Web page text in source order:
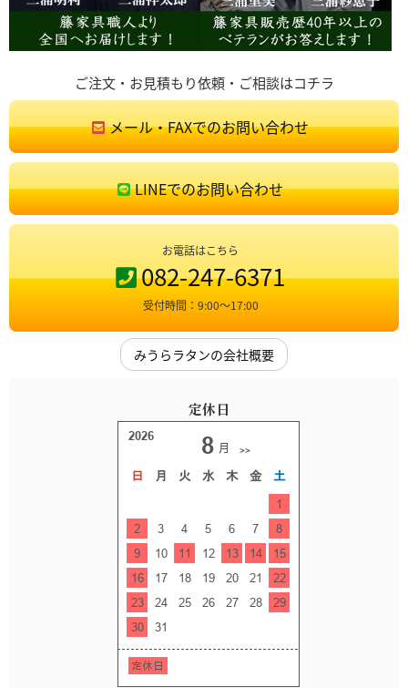
ご注文・お見積もり依頼・ご相談はコチラ
メール・FAXでのお問い合わせ
LINEでのお問い合わせ
お電話はこちら
082-247-6371
受付時間：9:00〜17:00
みうらラタンの会社概要
定休日